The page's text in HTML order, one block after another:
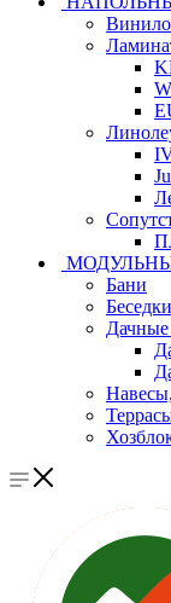
Бани
Беседки